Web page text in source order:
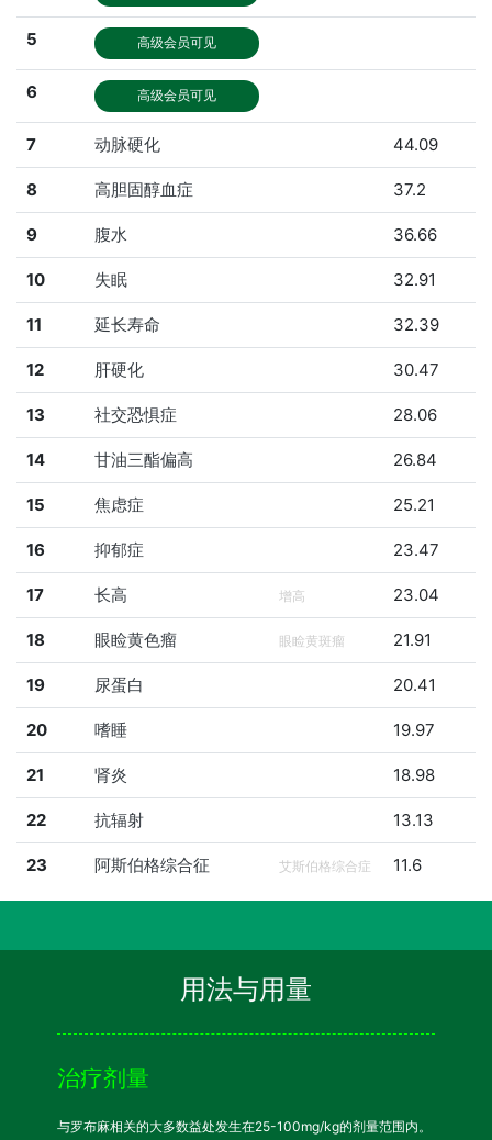
5 高级会员可见
6 高级会员可见
7 动脉硬化 44.09
8 高胆固醇血症 37.2
9 腹水 36.66
10 失眠 32.91
11 延长寿命 32.39
12 肝硬化 30.47
13 社交恐惧症 28.06
14 甘油三酯偏高 26.84
15 焦虑症 25.21
16 抑郁症 23.47
17 长高 增高 23.04
18 眼睑黄色瘤 眼睑黄斑瘤 21.91
19 尿蛋白 20.41
20 嗜睡 19.97
21 肾炎 18.98
22 抗辐射 13.13
23 阿斯伯格综合征 艾斯伯格综合症 11.6
用法与用量
治疗剂量
与罗布麻相关的大多数益处发生在25-100mg/kg的剂量范围内。